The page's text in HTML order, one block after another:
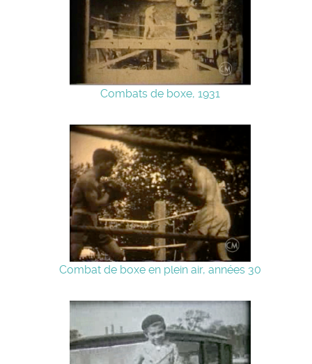
Combats de boxe, 1931
Combat de boxe en plein air, années 30